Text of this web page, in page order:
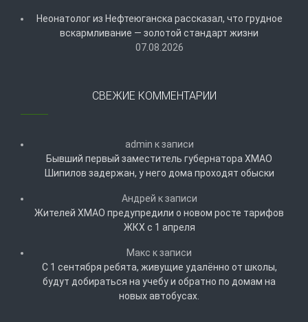
Неонатолог из Нефтеюганска рассказал, что грудное
вскармливание — золотой стандарт жизни
07.08.2026
СВЕЖИЕ КОММЕНТАРИИ
admin к записи
Бывший первый заместитель губернатора ХМАО
Шипилов задержан, у него дома проходят обыски
Андрей к записи
Жителей ХМАО предупредили о новом росте тарифов
ЖКХ с 1 апреля
Макс к записи
С 1 сентября ребята, живущие удалённо от школы,
будут добираться на учебу и обратно по домам на
новых автобусах.